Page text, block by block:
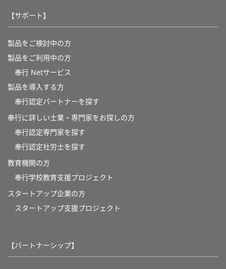
【サポート】
製品をご検討中の方
製品をご利用中の方
奉行 Netサービス
製品を導入する方
奉行認定パートナーを探す
奉行に詳しい士業・専門家をお探しの方
奉行認定専門家を探す
奉行認定社労士を探す
教育機関の方
奉⾏学校教育⽀援プロジェクト
スタートアップ企業の方
スタートアップ支援プロジェクト
【パートナーシップ】